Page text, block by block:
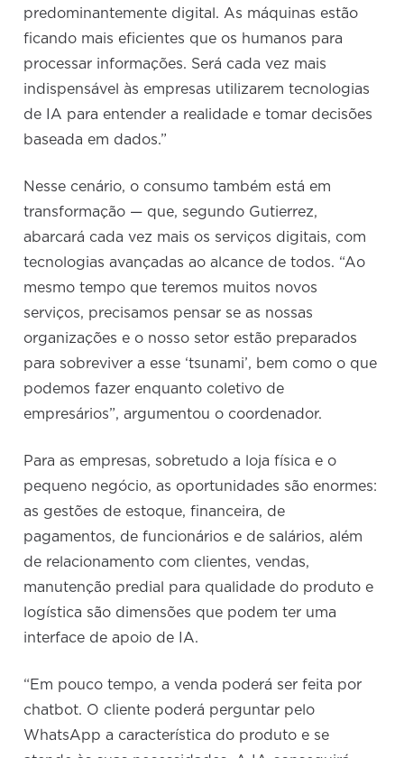
predominantemente digital. As máquinas estão
ficando mais eficientes que os humanos para
processar informações. Será cada vez mais
indispensável às empresas utilizarem tecnologias
de IA para entender a realidade e tomar decisões
baseada em dados.”
Nesse cenário, o consumo também está em
transformação — que, segundo Gutierrez,
abarcará cada vez mais os serviços digitais, com
tecnologias avançadas ao alcance de todos. “Ao
mesmo tempo que teremos muitos novos
serviços, precisamos pensar se as nossas
organizações e o nosso setor estão preparados
para sobreviver a esse ‘tsunami’, bem como o que
podemos fazer enquanto coletivo de
empresários”, argumentou o coordenador.
Para as empresas, sobretudo a loja física e o
pequeno negócio, as oportunidades são enormes:
as gestões de estoque, financeira, de
pagamentos, de funcionários e de salários, além
de relacionamento com clientes, vendas,
manutenção predial para qualidade do produto e
logística são dimensões que podem ter uma
interface de apoio de IA.
“Em pouco tempo, a venda poderá ser feita por
chatbot. O cliente poderá perguntar pelo
WhatsApp a característica do produto e se